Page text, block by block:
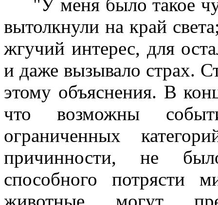
"У меня было такое
вытолкнули на край
жгучий интерес, для
и даже вызывало страх.
этому объяснения. В
что возможны
ограниченных
причинности, не
способного потрясти
животные могут